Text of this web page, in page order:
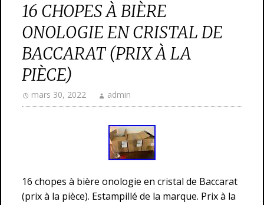
16 CHOPES À BIÈRE
ONOLOGIE EN CRISTAL DE
BACCARAT (PRIX À LA
PIÈCE)
mars 30, 2022 admin
16 chopes à bière onologie en cristal de Baccarat
(prix à la pièce). Estampillé de la marque. Prix à la